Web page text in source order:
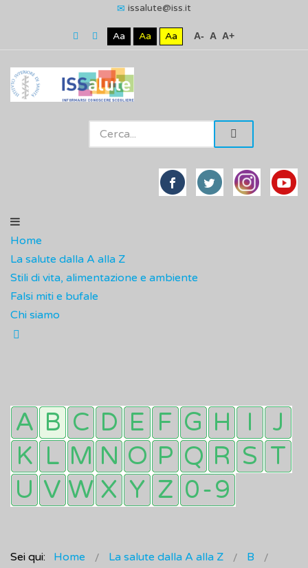
issalute@iss.it
Aa Aa Aa A- A A+
Home
La salute dalla A alla Z
Stili di vita, alimentazione e ambiente
Falsi miti e bufale
Chi siamo
Sei qui: Home La salute dalla A alla Z
B